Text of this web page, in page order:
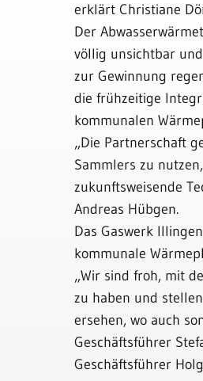
erklärt Christiane
Der
völlig unsichtbar
zur Gewinnung
die frühzeitige
kommunalen
„Die Partnerschaft
Sammlers zu
zukunftsweisende
Andreas Hübgen.
Das Gaswerk
kommunale
„Wir sind froh, mit
zu haben und
ersehen, wo auch
Geschäftsführer
Geschäftsführer